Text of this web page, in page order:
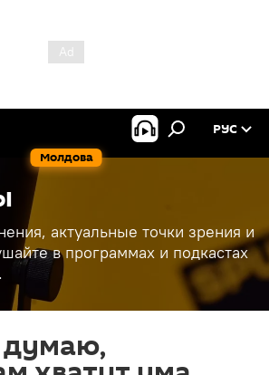
Молдова
РУС
актуальные точки зрения и
в программах и подкастах
думаю,